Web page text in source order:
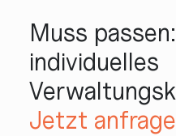
Muss
individuelles
Jetzt